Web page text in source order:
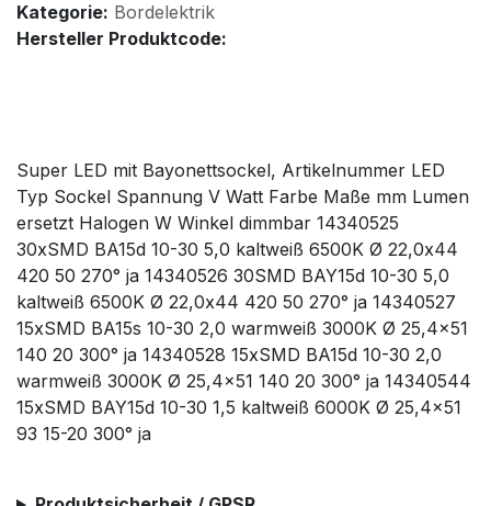
Kategorie: Bordelektrik
Hersteller Produktcode:
Super LED mit Bayonettsockel, Artikelnummer LED
Typ Sockel Spannung V Watt Farbe Maße mm Lumen
ersetzt Halogen W Winkel dimmbar 14340525
30xSMD BA15d 10-30 5,0 kaltweiß 6500K Ø 22,0x44
420 50 270° ja 14340526 30SMD BAY15d 10-30 5,0
kaltweiß 6500K Ø 22,0x44 420 50 270° ja 14340527
15xSMD BA15s 10-30 2,0 warmweiß 3000K Ø 25,4x51
140 20 300° ja 14340528 15xSMD BA15d 10-30 2,0
warmweiß 3000K Ø 25,4x51 140 20 300° ja 14340544
15xSMD BAY15d 10-30 1,5 kaltweiß 6000K Ø 25,4x51
93 15-20 300° ja